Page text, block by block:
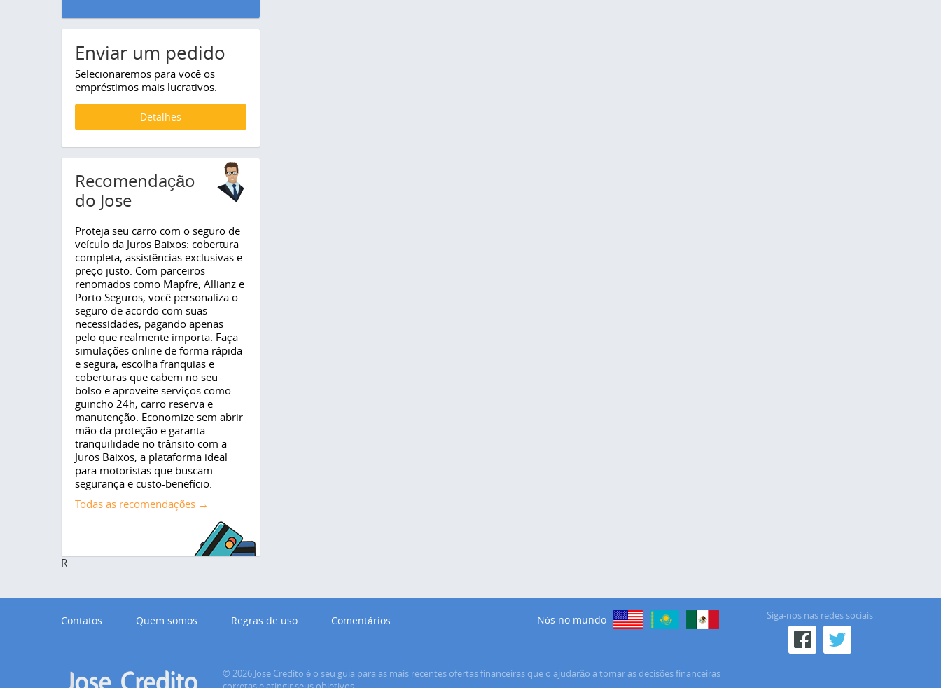
Enviar um pedido
Selecionaremos para você os
empréstimos mais lucrativos.
Detalhes
Recomendação
do Jose
Proteja seu carro com o seguro de
veículo da Juros Baixos: cobertura
completa, assistências exclusivas e
preço justo. Com parceiros
renomados como Mapfre, Allianz e
Porto Seguros, você personaliza o
seguro de acordo com suas
necessidades, pagando apenas
pelo que realmente importa. Faça
simulações online de forma rápida
e segura, escolha franquias e
coberturas que cabem no seu
bolso e aproveite serviços como
guincho 24h, carro reserva e
manutenção. Economize sem abrir
mão da proteção e garanta
tranquilidade no trânsito com a
Juros Baixos, a plataforma ideal
para motoristas que buscam
segurança e custo-benefício.
Todas as recomendações →
R
Contatos Quem somos Regras de uso Comentários
© 2026 Jose Credito é o seu guia para as mais recentes ofertas financeiras que o ajudarão a tomar as decisões financeiras
Nós no mundo Siga-nos nas redes sociais